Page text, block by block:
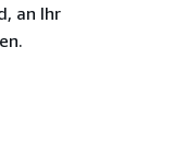
an Ihr